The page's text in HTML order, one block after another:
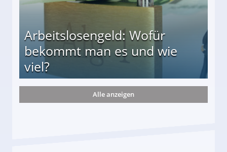
Arbeitslosengeld: Wofür
bekommt man es und wie
viel?
und wie viel?
Alle anzeigen